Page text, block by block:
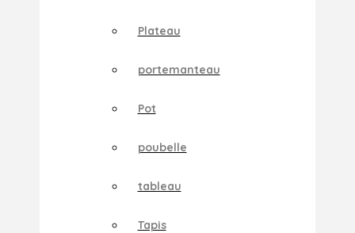
Plateau
portemanteau
Pot
poubelle
tableau
Tapis